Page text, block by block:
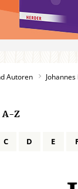
Autoren
A-Z
C D E